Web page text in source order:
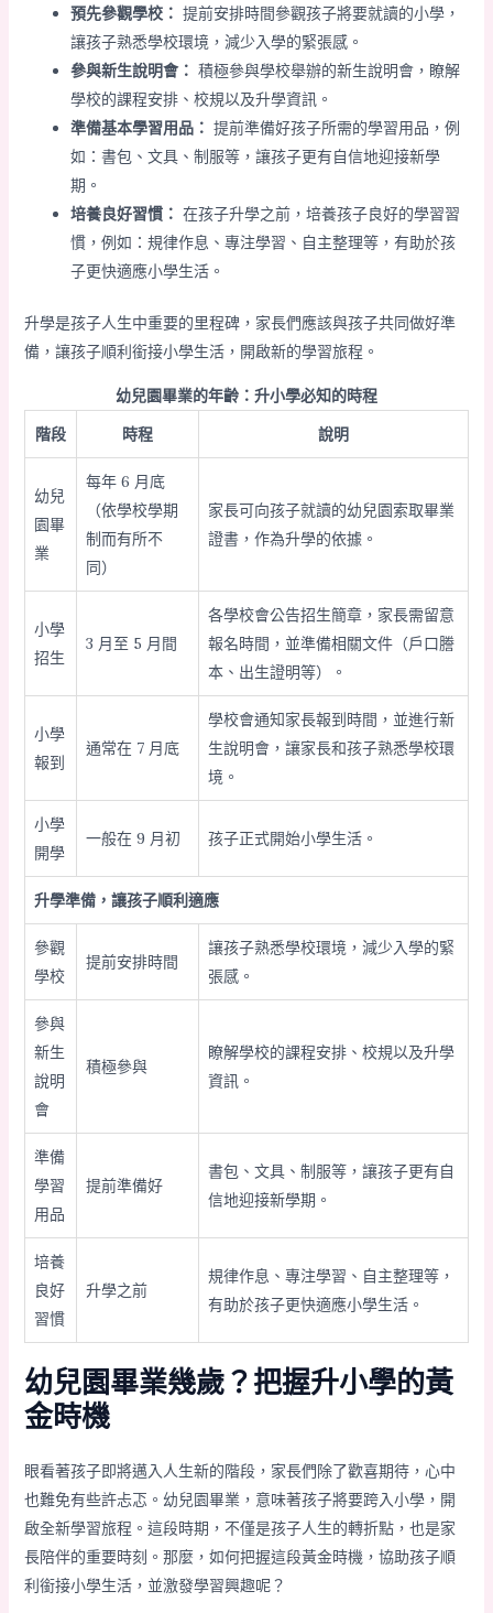
預先參觀學校： 提前安排時間參觀孩子將要就讀的小學，
讓孩子熟悉學校環境，減少入學的緊張感。
參與新生說明會： 積極參與學校舉辦的新生說明會，瞭解
學校的課程安排、校規以及升學資訊。
準備基本學習用品： 提前準備好孩子所需的學習用品，例
如：書包、文具、制服等，讓孩子更有自信地迎接新學
期。
培養良好習慣： 在孩子升學之前，培養孩子良好的學習習
慣，例如：規律作息、專注學習、自主整理等，有助於孩
子更快適應小學生活。
升學是孩子人生中重要的里程碑，家長們應該與孩子共同做好準
備，讓孩子順利銜接小學生活，開啟新的學習旅程。
幼兒園畢業的年齡：升小學必知的時程
階段
時程 說明
幼兒
園畢
業
每年 6 月底
（依學校學期
制而有所不
同）
家長可向孩子就讀的幼兒園索取畢業
證書，作為升學的依據。
小學
招生
3 月至 5 月間
各學校會公告招生簡章，家長需留意
報名時間，並準備相關文件（戶口謄
本、出生證明等）。
小學
報到
通常在 7 月底
學校會通知家長報到時間，並進行新
生說明會，讓家長和孩子熟悉學校環
境。
小學
開學
一般在 9 月初 孩子正式開始小學生活。
升學準備，讓孩子順利適應
參觀
學校
提前安排時間
讓孩子熟悉學校環境，減少入學的緊
張感。
參與
新生
說明
會
積極參與
瞭解學校的課程安排、校規以及升學
資訊。
準備
學習
用品
提前準備好
書包、文具、制服等，讓孩子更有自
信地迎接新學期。
培養
良好
習慣
升學之前
規律作息、專注學習、自主整理等，
有助於孩子更快適應小學生活。
幼兒園畢業幾歲？把握升小學的黃
金時機
眼看著孩子即將邁入人生新的階段，家長們除了歡喜期待，心中
也難免有些許忐忑。幼兒園畢業，意味著孩子將要跨入小學，開
啟全新學習旅程。這段時期，不僅是孩子人生的轉折點，也是家
長陪伴的重要時刻。那麼，如何把握這段黃金時機，協助孩子順
利銜接小學生活，並激發學習興趣呢？